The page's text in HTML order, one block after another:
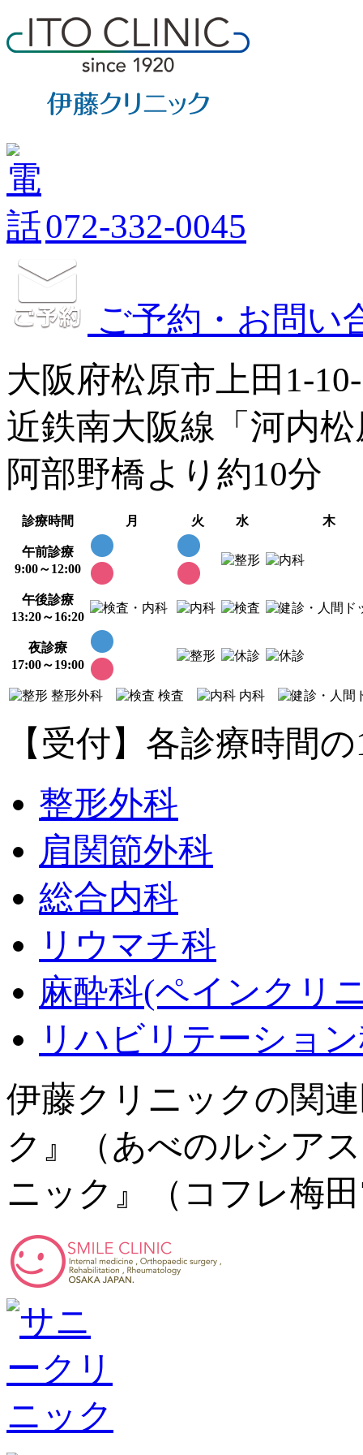
072-332-0045
ご予約・お問い
大阪府松原市上田1-
近鉄南大阪線「河内
阿部野橋より約10分
診療時間 月 火 水 木
整形外科 検査 内科
午前診療
9:00～12:00
午後診療
13:20～16:20
夜診療
17:00～19:00
【受付】各診療時間
整形外科
肩関節外科
総合内科
リウマチ科
麻酔科(ペインクリ
リハビリテーショ
伊藤クリニックの関
ク』（あべのルシア
ニック』（コフレ梅